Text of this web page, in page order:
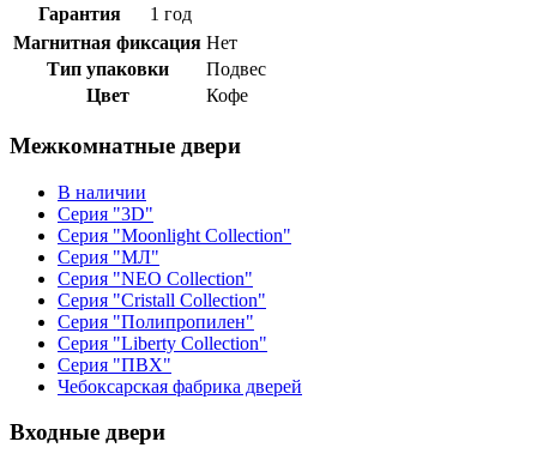
Гарантия
1 год
Магнитная фиксация Нет
Тип упаковки
Подвес
Цвет
Кофе
Межкомнатные двери
В наличии
Серия "3D"
Серия "Moonlight Collection"
Серия "МЛ"
Серия "NEO Collection"
Серия "Cristall Collection"
Серия "Полипропилен"
Серия "Liberty Collection"
Серия "ПВХ"
Чебоксарская фабрика дверей
Входные двери